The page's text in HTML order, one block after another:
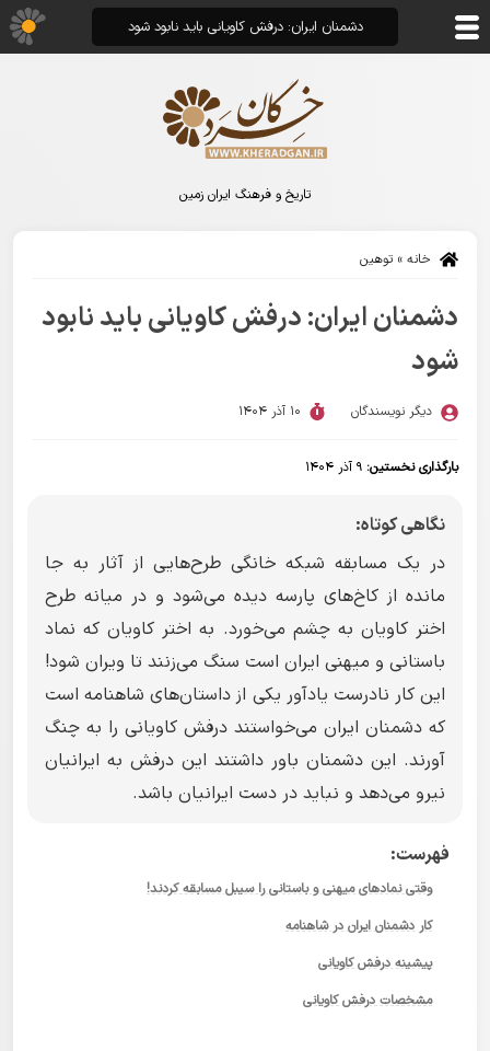
تاریخ و فرهنگ ایران زمین
خانه » توهین
دشمنان ایران: درفش کاویانی باید نابود
شود
دیگر نویسندگان 10 آذر 1404
بارگذاری نخستین: ۹ آذر ۱۴۰۴
نگاهی کوتاه:
در یک مسابقه شبکه خانگی طرح‌هایی از آثار به جا
مانده از کاخ‌های پارسه دیده می‌شود و در میانه طرح
اختر کاویان به چشم می‌خورد. به اختر کاویان که نماد
باستانی و میهنی ایران است سنگ می‌زنند تا ویران شود!
این کار نادرست یادآور یکی از داستان‌های شاهنامه است
که دشمنان ایران می‌خواستند درفش کاویانی را به چنگ
آورند. این دشمنان باور داشتند این درفش به ایرانیان
نیرو می‌دهد و نباید در دست ایرانیان باشد.
فهرست:
وقتی نمادهای میهنی و باستانی را سیبل مسابقه کردند!
کار دشمنان ایران در شاهنامه
پیشینه درفش کاویانی
مشخصات درفش کاویانی
دشمنان ایران: درفش کاویانی باید نابود شود